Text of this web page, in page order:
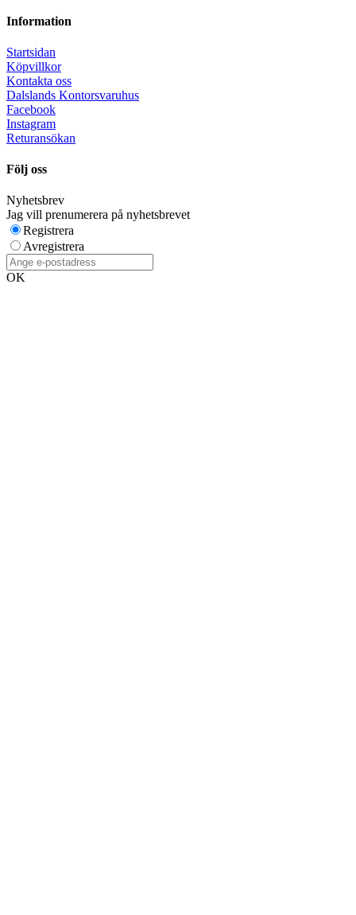
Information
Startsidan
Köpvillkor
Kontakta oss
Dalslands Kontorsvaruhus
Facebook
Instagram
Returansökan
Följ oss
Nyhetsbrev
Jag vill prenumerera på nyhetsbrevet
Registrera
Avregistrera
OK